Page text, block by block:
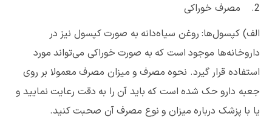
2. مصرف خوراکی
الف) کپسول‌ها: روغن سیاه‌دانه به صورت کپسول نیز در
داروخانه‌ها موجود است که به صورت خوراکی می‌تواند مورد
استفاده قرار گیرد. نحوه مصرف و میزان مصرف معمولا بر روی
جعبه دارو حک شده است که باید آن را به دقت رعایت نمایید و
یا با پزشک درباره میزان و نوع مصرف آن صحبت کنید.